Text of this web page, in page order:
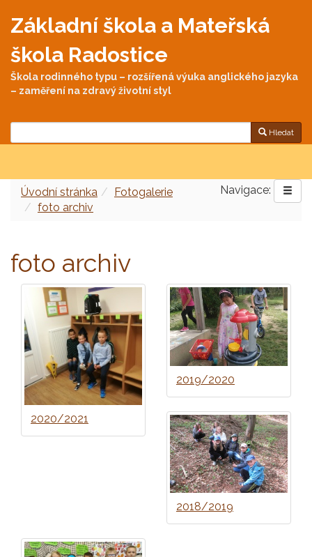
Základní škola a Mateřská
škola Radostice
Škola rodinného typu – rozšířená výuka anglického jazyka
– zaměření na zdravý životní styl
Hledat
Navigace:
Úvodní stránka
Fotogalerie
foto archiv
foto archiv
2020/2021
2019/2020
2018/2019